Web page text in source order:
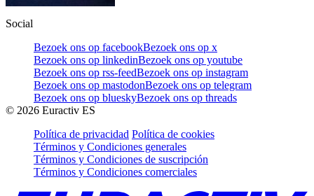
Social
Bezoek ons op facebookBezoek ons op x
Bezoek ons op linkedinBezoek ons op youtube
Bezoek ons op rss-feedBezoek ons op instagram
Bezoek ons op mastodonBezoek ons op telegram
Bezoek ons op blueskyBezoek ons op threads
© 2026 Euractiv ES
Política de privacidad Política de cookies
Términos y Condiciones generales
Términos y Condiciones de suscripción
Términos y Condiciones comerciales